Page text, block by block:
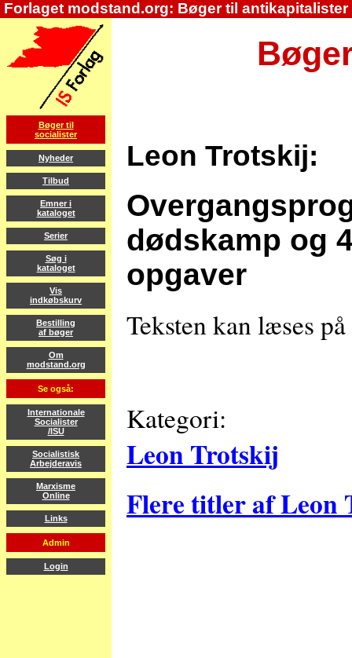
Forlaget modstand.org: Bøger til antikapitalister
Bøger til
socialister
Nyheder
Tilbud
Emner i
kataloget
Serier
Søg i
kataloget
Vis
indkøbskurv
Bestilling
af bøger
Om
modstand.org
Se også:
Internationale
Socialister
/ISU
Socialistisk
Arbejderavis
Marxisme
Online
Links
Admin
Login
Leon Trotskij:
dødskamp og
opgaver
Teksten kan læses på
Kategori:
Leon Trotskij
Flere titler af Leon